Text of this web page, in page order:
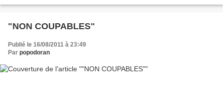
"NON COUPABLES"
Publié le 16/08/2011 à 23:49
Par popodoran